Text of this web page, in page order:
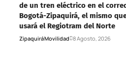
de un tren eléctrico en el
Bogotá-Zipaquirá, el mismo
usará el Regiotram del Norte
ZipaquiráMovilidad 8 Agosto, 2026